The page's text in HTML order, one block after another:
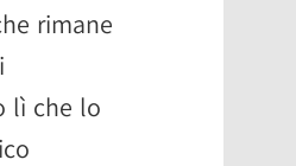
rimane
lì che lo